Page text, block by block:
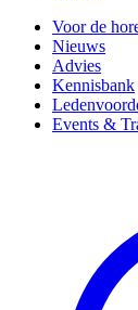
Voor de
Nieuws
Advies
Kennisbank
Events &